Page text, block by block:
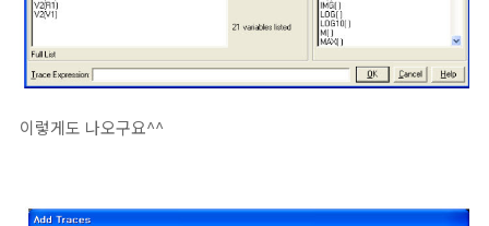
이렇게도 나오구요^^